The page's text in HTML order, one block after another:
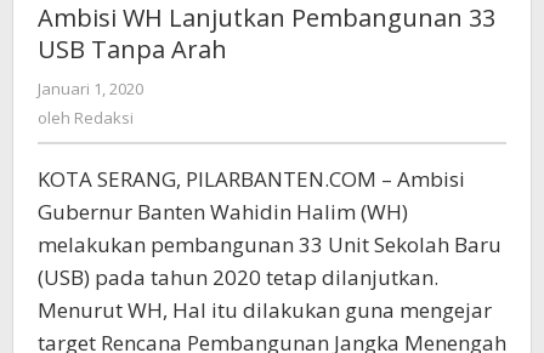
Pembangunan
33
USB
Ambisi WH Lanjutkan Pembangunan 33
USB Tanpa Arah
Januari 1, 2020
oleh Redaksi
KOTA SERANG, PILARBANTEN.COM – Ambisi
Gubernur Banten Wahidin Halim (WH)
melakukan pembangunan 33 Unit Sekolah Baru
(USB) pada tahun 2020 tetap dilanjutkan.
Menurut WH, Hal itu dilakukan guna mengejar
target Rencana Pembangunan Jangka Menengah